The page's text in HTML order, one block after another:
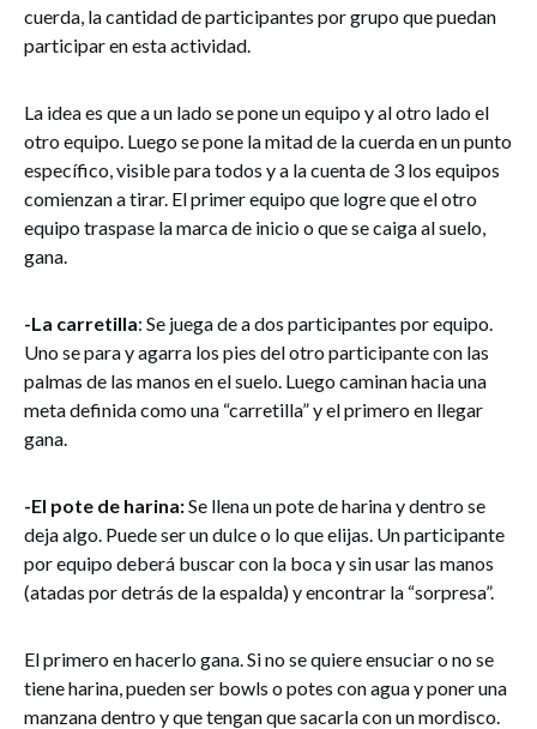
cuerda, la cantidad de participantes por grupo que puedan
participar en esta actividad.
La idea es que a un lado se pone un equipo y al otro lado el
otro equipo. Luego se pone la mitad de la cuerda en un punto
específico, visible para todos y a la cuenta de 3 los equipos
comienzan a tirar. El primer equipo que logre que el otro
equipo traspase la marca de inicio o que se caiga al suelo,
gana.
-La carretilla: Se juega de a dos participantes por equipo.
Uno se para y agarra los pies del otro participante con las
palmas de las manos en el suelo. Luego caminan hacia una
meta definida como una “carretilla” y el primero en llegar
gana.
-El pote de harina:Se llena un pote de harina y dentro se
deja algo. Puede ser un dulce o lo que elijas. Un participante
por equipo deberá buscar con la boca y sin usar las manos
(atadas por detrás de la espalda) y encontrar la “sorpresa”.
El primero en hacerlo gana. Si no se quiere ensuciar o no se
tiene harina, pueden ser bowls o potes con agua y poner una
manzana dentro y que tengan que sacarla con un mordisco.